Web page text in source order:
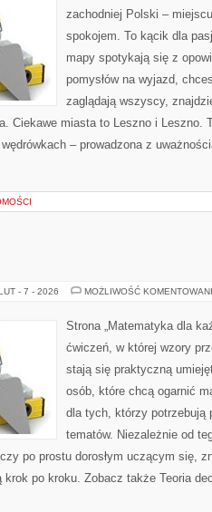
zachodniej Polski –
spokojem. To kącik dla
mapy spotykają się z
pomysłów na wyjazd,
zaglądają wszyscy,
Ciekawe miasta to Leszno i Leszno.
– prowadzona z
- 7 - 2026 MOŻLIWOŚĆ
Strona „Matematyka dla
ćwiczeń, w której wzory
stają się praktyczną
osób, które chcą ogarnić
dla tych, którzy potrzebują
tematów. Niezależnie od
po prostu dorosłym uczącym się,
krok po kroku. Zobacz także Teoria